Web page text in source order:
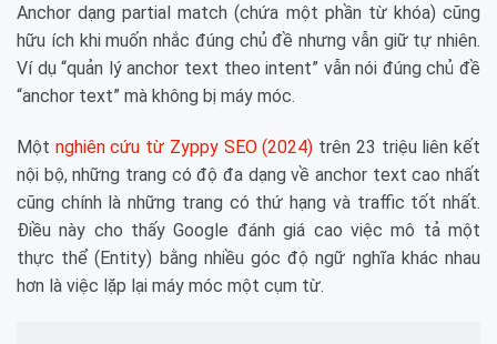
Anchor dạng partial match (chứa một phần từ khóa) cũng
hữu ích khi muốn nhắc đúng chủ đề nhưng vẫn giữ tự nhiên.
Ví dụ “quản lý anchor text theo intent” vẫn nói đúng chủ đề
“anchor text” mà không bị máy móc.
Một nghiên cứu từ Zyppy SEO (2024) trên 23 triệu liên kết
nội bộ, những trang có độ đa dạng về anchor text cao nhất
cũng chính là những trang có thứ hạng và traffic tốt nhất.
Điều này cho thấy Google đánh giá cao việc mô tả một
thực thể (Entity) bằng nhiều góc độ ngữ nghĩa khác nhau
hơn là việc lặp lại máy móc một cụm từ.